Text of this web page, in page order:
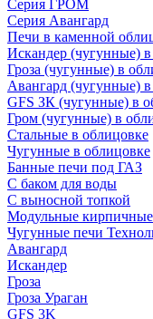
Серия ГРОМ
Серия Авангард
Печи в каменной
Искандер (чугунные)
Гроза (чугунные) в
Авангард (чугунные)
GFS ЗК (чугунные) в
Гром (чугунные) в
Стальные в облицовке
Чугунные в облицовке
Банные печи под ГАЗ
С баком для воды
С выносной топкой
Модульные кирпичные
Чугунные печи
Авангард
Искандер
Гроза
Гроза Ураган
GFS 3K